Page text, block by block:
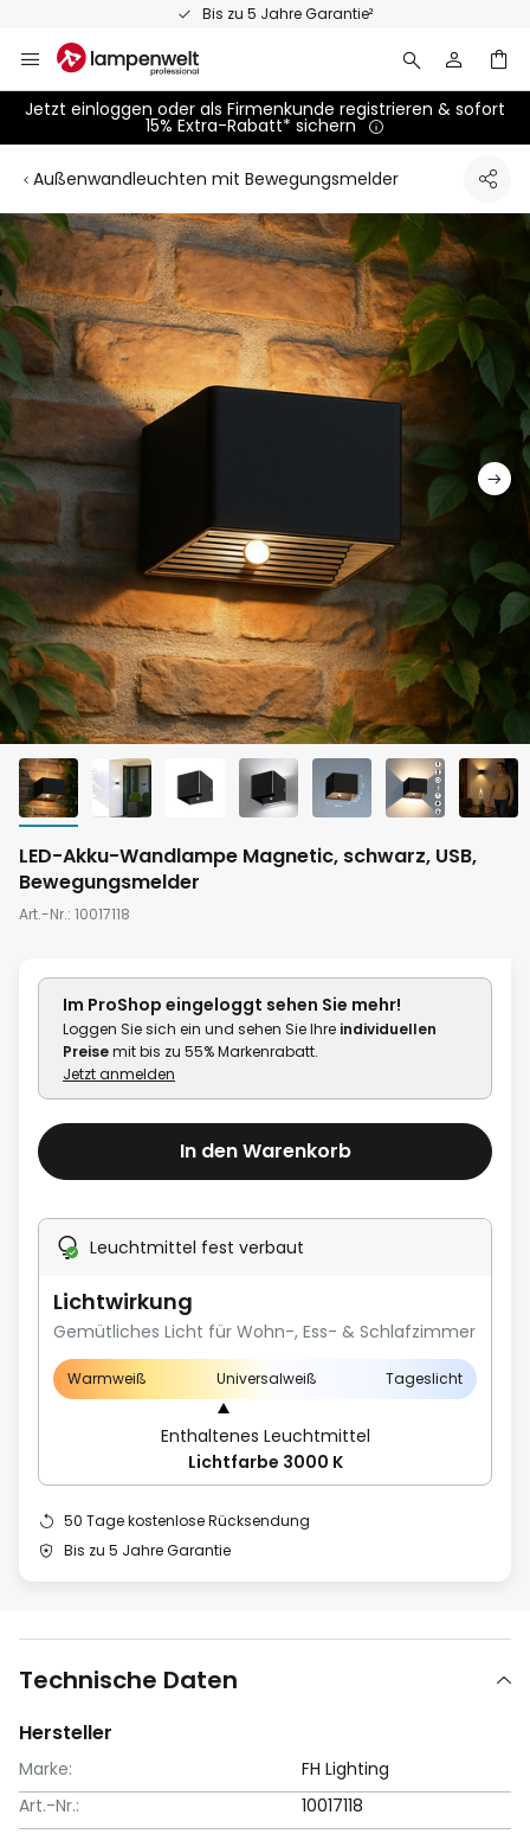
Persönliche Fachberatung
Inhalt
springen
Jetzt einloggen oder als Firmenkunde registrieren & sofort
15% Extra-Rabatt* sichern
Außenwandleuchten mit Bewegungsmelder
Zum
Ende
der
Bildgalerie
springen
Zum
Anfang
der
LED-Akku-Wandlampe Magnetic, schwarz, USB,
Bewegungsmelder
Art.-Nr. 10017118
Im ProShop eingeloggt sehen Sie mehr!
Loggen Sie sich ein und sehen Sie Ihre individuellen
Preisemit bis zu 55% Markenrabatt.
Jetzt anmelden
In den Warenkorb
Leuchtmittel fest verbaut
Lichtwirkung
Gemütliches Licht für Wohn-, Ess- & Schlafzimmer
Warmweiß Universalweiß Tageslicht
Enthaltenes Leuchtmittel
Lichtfarbe 3000 K
50 Tage kostenlose Rücksendung
Bis zu 5 Jahre Garantie
Technische Daten
Hersteller
Marke:
FH Lighting
Art.-Nr.:
10017118